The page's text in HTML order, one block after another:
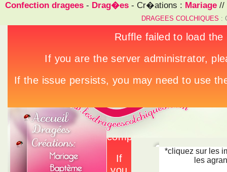
Confection dragees - Drag�es - Cr�ations : Mariage //
DRAGEES COLCHIQUES :
*cliquez sur les
les